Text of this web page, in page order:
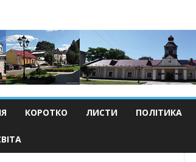
КОРОТКО ЛИСТИ ПОЛІТИКА